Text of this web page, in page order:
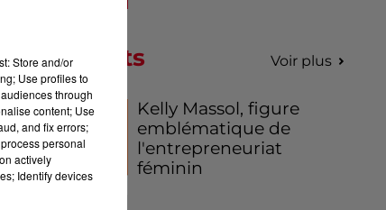
Podcasts Voir plus
Kelly Massol, figure
emblématique de
l'entrepreneuriat
féminin
Store and/or
Use profiles to
through
content; Use
and fix errors;
personal
actively
Identify devices